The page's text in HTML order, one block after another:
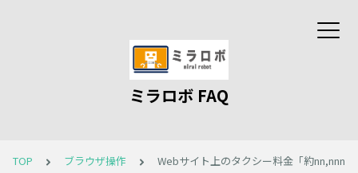
ミラロボ FAQ
TOP ブラウザ操作 Webサイト上のタクシー料金「約nn,nnn